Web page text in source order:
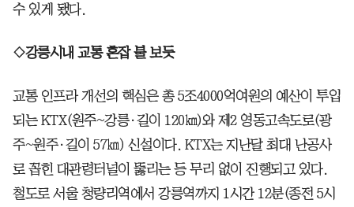
수 있게 됐다.
◇강릉시내 교통 혼잡 불 보듯
교통 인프라 개선의 핵심은 총 5조4000억여원의 예산이 투입
되는 KTX(원주~강릉·길이 120㎞)와 제2 영동고속도로(광
주~원주·길이 57㎞) 신설이다. KTX는 지난달 최대 난공사
로 꼽힌 대관령터널이 뚫리는 등 무리 없이 진행되고 있다.
철도로 서울 청량리역에서 강릉역까지 1시간 12분(종전 5시